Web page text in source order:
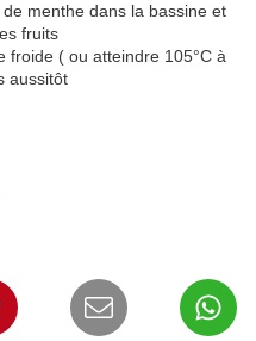
menthe dans la bassine et
fruits
froide ( ou atteindre 105°C à
aussitôt